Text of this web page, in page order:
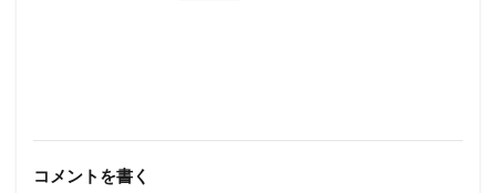
コメントを書く